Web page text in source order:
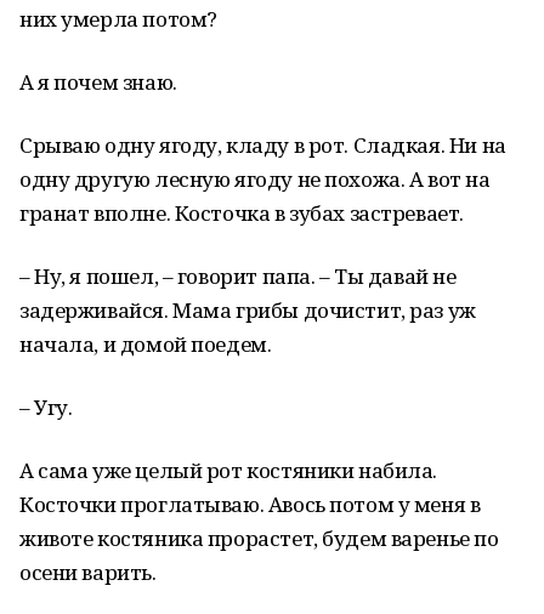
них умерла потом?
А я почем знаю.
Срываю одну ягоду, кладу в рот. Сладкая. Ни на
одну другую лесную ягоду не похожа. А вот на
гранат вполне. Косточка в зубах застревает.
– Ну, я пошел, – говорит папа. – Ты давай не
задерживайся. Мама грибы дочистит, раз уж
начала, и домой поедем.
– Угу.
А сама уже целый рот костяники набила.
Косточки проглатываю. Авось потом у меня в
животе костяника прорастет, будем варенье по
осени варить.